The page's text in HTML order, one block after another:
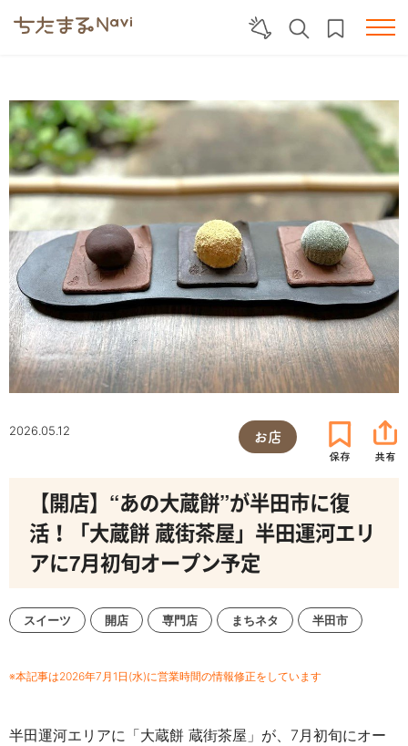
2026.05.12 お店
【開店】“あの大蔵餅”が半田市に復
活！「大蔵餅 蔵街茶屋」半田運河エリ
アに7月初旬オープン予定
スイーツ 開店 専門店 まちネタ 半田市
※本記事は2026年7月1日(水)に営業時間の情報修正をしています
半田運河エリアに「大蔵餅 蔵街茶屋」が、7月初旬にオー